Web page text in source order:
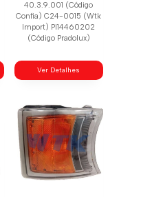
40.3.9.001 (Código
Confia) C24-0015 (Wtk
Import) Pl14460202
(Código Pradolux)
Ver Detalhes